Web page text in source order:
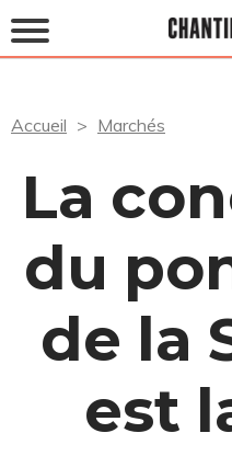
Accueil Marchés
La
du
de la
est